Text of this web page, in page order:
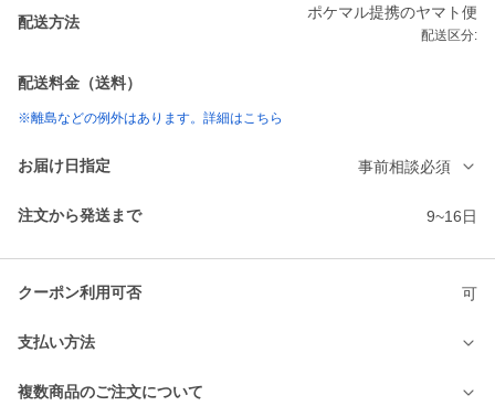
配送方法
ポケマル提携のヤマト便
配送区分:
配送料金（送料）
※離島などの例外はあります。詳細はこちら
お届け日指定 事前相談必須
注文から発送まで 9~16日
クーポン利用可否 可
支払い方法
複数商品のご注文について